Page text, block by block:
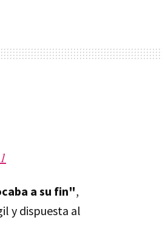
a su fin",
y dispuesta al